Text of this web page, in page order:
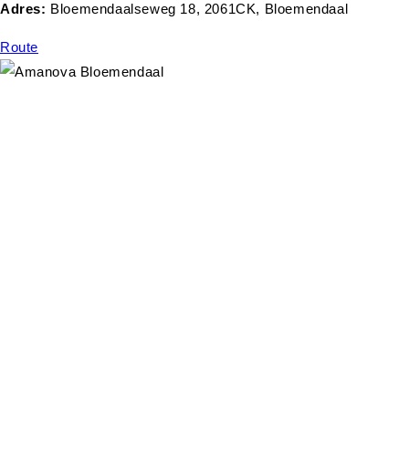
Adres: Bloemendaalseweg 18, 2061CK, Bloemendaal
Route